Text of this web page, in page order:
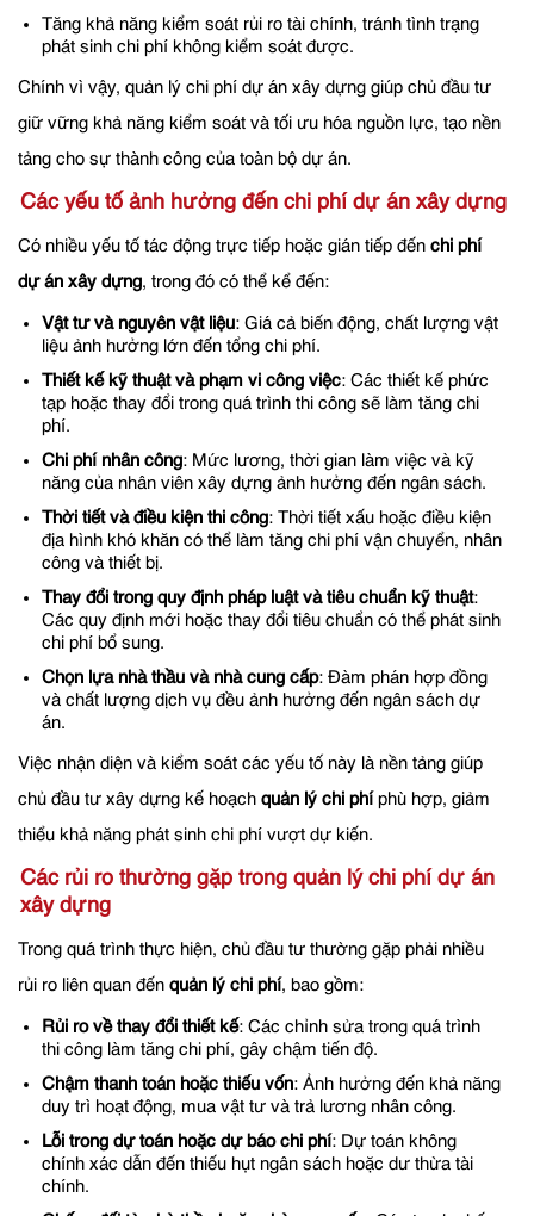
Tăng khả năng kiểm soát rủi ro tài chính, tránh tình trạng
phát sinh chi phí không kiểm soát được.
Chính vì vậy, quản lý chi phí dự án xây dựng giúp chủ đầu tư
giữ vững khả năng kiểm soát và tối ưu hóa nguồn lực, tạo nền
tảng cho sự thành công của toàn bộ dự án.
Các yếu tố ảnh hưởng đến chi phí dự án xây dựng
Có nhiều yếu tố tác động trực tiếp hoặc gián tiếp đến chi phí
dự án xây dựng, trong đó có thể kể đến:
Vật tư và nguyên vật liệu: Giá cả biến động, chất lượng vật
liệu ảnh hưởng lớn đến tổng chi phí.
Thiết kế kỹ thuật và phạm vi công việc: Các thiết kế phức
tạp hoặc thay đổi trong quá trình thi công sẽ làm tăng chi
phí.
Chi phí nhân công: Mức lương, thời gian làm việc và kỹ
năng của nhân viên xây dựng ảnh hưởng đến ngân sách.
Thời tiết và điều kiện thi công: Thời tiết xấu hoặc điều kiện
địa hình khó khăn có thể làm tăng chi phí vận chuyển, nhân
công và thiết bị.
Thay đổi trong quy định pháp luật và tiêu chuẩn kỹ thuật:
Các quy định mới hoặc thay đổi tiêu chuẩn có thể phát sinh
chi phí bổ sung.
Chọn lựa nhà thầu và nhà cung cấp: Đàm phán hợp đồng
và chất lượng dịch vụ đều ảnh hưởng đến ngân sách dự
án.
Việc nhận diện và kiểm soát các yếu tố này là nền tảng giúp
chủ đầu tư xây dựng kế hoạch quản lý chi phí phù hợp, giảm
thiểu khả năng phát sinh chi phí vượt dự kiến.
Các rủi ro thường gặp trong quản lý chi phí dự án
xây dựng
Trong quá trình thực hiện, chủ đầu tư thường gặp phải nhiều
rủi ro liên quan đến quản lý chi phí, bao gồm:
Rủi ro về thay đổi thiết kế: Các chỉnh sửa trong quá trình
thi công làm tăng chi phí, gây chậm tiến độ.
Chậm thanh toán hoặc thiếu vốn: Ảnh hưởng đến khả năng
duy trì hoạt động, mua vật tư và trả lương nhân công.
Lỗi trong dự toán hoặc dự báo chi phí: Dự toán không
chính xác dẫn đến thiếu hụt ngân sách hoặc dư thừa tài
chính.